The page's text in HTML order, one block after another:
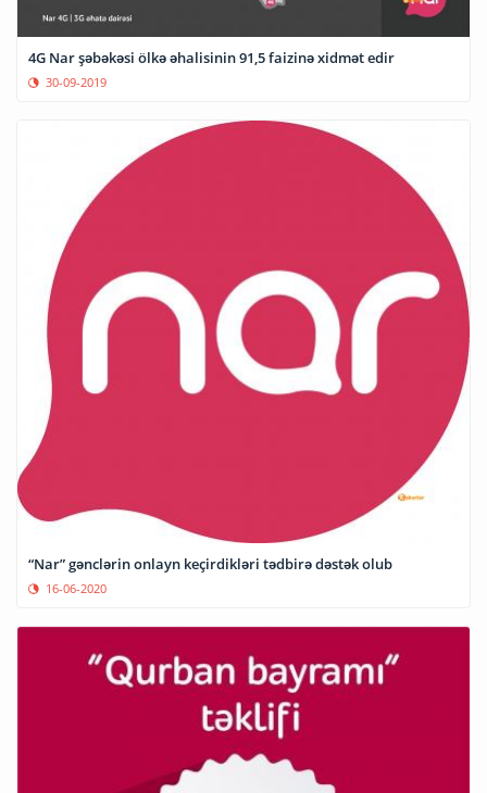
4G Nar şəbəkəsi ölkə əhalisinin 91,5 faizinə xidmət edir
30-09-2019
“Nar” gənclərin onlayn keçirdikləri tədbirə dəstək olub
16-06-2020